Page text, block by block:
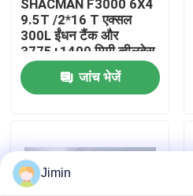
कारखाना भ्रमण
गुणवत्ता नियंत्रण
समाचार
SHACMAN F3000 6X4
9.5T /2*16 T एक्सल
300L ईंधन टैंक और
3775+1400 मिमी व्हीलबेस
के साथ भारी शुल्क डंप ट्रक
जांच भेजें
Jimin